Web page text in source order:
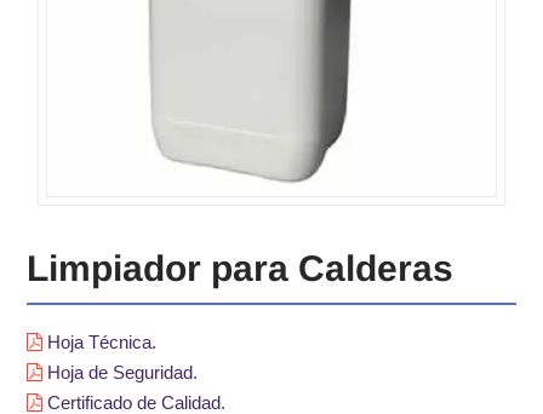
Limpiador para Calderas
Hoja Técnica.
Hoja de Seguridad.
Certificado de Calidad.